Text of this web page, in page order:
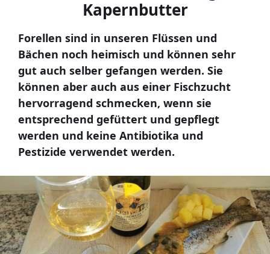
Kapernbutter
Forellen sind in unseren Flüssen und
Bächen noch heimisch und können sehr
gut auch selber gefangen werden. Sie
können aber auch aus einer Fischzucht
hervorragend schmecken, wenn sie
entsprechend gefüttert und gepflegt
werden und keine Antibiotika und
Pestizide verwendet werden.